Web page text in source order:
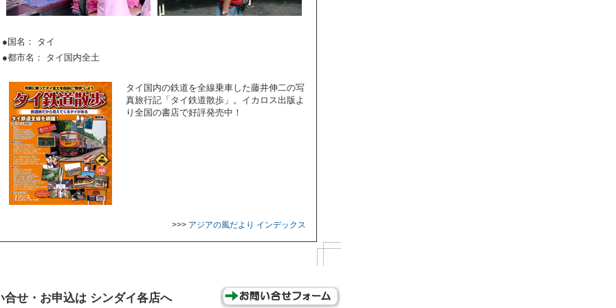
●国名： タイ
●都市名： タイ国内全土
タイ国内の鉄道を全線乗車した藤井伸二の写
真旅行記「タイ鉄道散歩」。イカロス出版よ
り全国の書店で好評発売中！
>>> アジアの風だより インデックス
合せ・お申込は シンダイ各店へ